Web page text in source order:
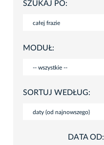
SZUKAJ PO:
MODUŁ:
SORTUJ WEDŁUG:
DATA OD: